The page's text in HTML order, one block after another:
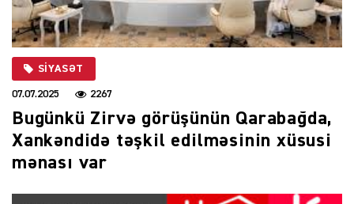
SIYASƏT
07.07.2025 2267
Bugünkü Zirvə görüşünün Qarabağda,
Xankəndidə təşkil edilməsinin xüsusi
mənası var